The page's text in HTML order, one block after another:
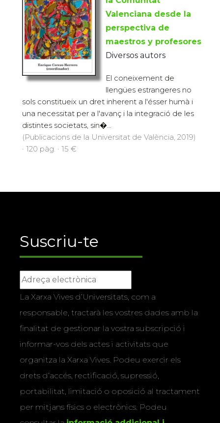
Valenciana desde la
perspectiva de
maestros y profesores
Diversos autors
El coneixement de
llengües estrangeres no
sols constitueix un dret inherent a l'ésser humà i
una necessitat per a l'avanç i la integració de les
distintes societats, sin�...
(Publicacions de la Universitat de València, 2019)
· 120 pàg. · 15 €
Suscriu-te
La Xarxa Vives d’Universitats, com a
responsable, tractarà les vostres dades amb la
finalitat de gestionar la vostra subscripció i
informar-vos dels actes i activitats que
organitza la Xarxa Vives. Podeu exercir els
drets d’accés, rectificació, supressió,
portabilitat, limitació o oposició al tractament
per mitjans físics o electrònics. Podeu